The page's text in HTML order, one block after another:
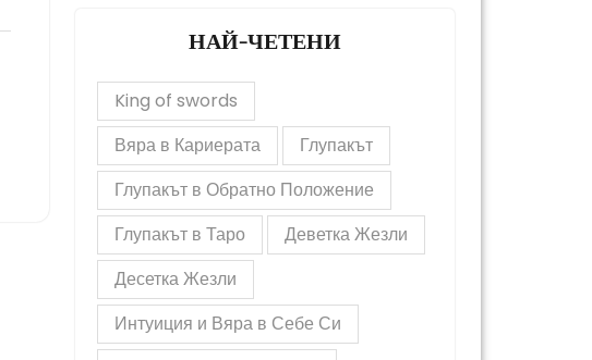
НАЙ-ЧЕТЕНИ
King of swords
Вяра в Кариерата
Глупакът
Глупакът в Обратно Положение
Глупакът в Таро
Деветка Жезли
Десетка Жезли
Интуиция и Вяра в Себе Си